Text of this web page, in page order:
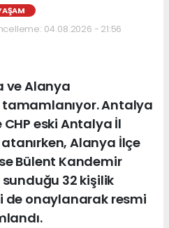
04.08.2026 - 21:56
ve Alanya
Antalya
CHP eski Antalya İl
Alanya İlçe
Bülent Kandemir
32 kişilik
de onaylanarak resmi